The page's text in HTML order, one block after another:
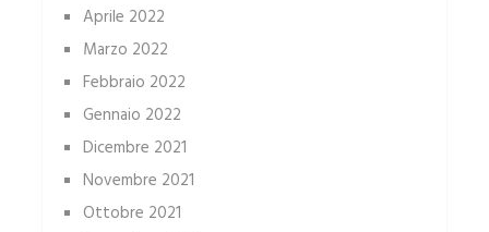
Aprile 2022
Marzo 2022
Febbraio 2022
Gennaio 2022
Dicembre 2021
Novembre 2021
Ottobre 2021